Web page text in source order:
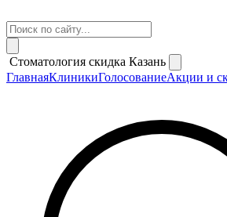
Стоматология скидка Казань
ГлавнаяКлиникиГолосованиеАкции и